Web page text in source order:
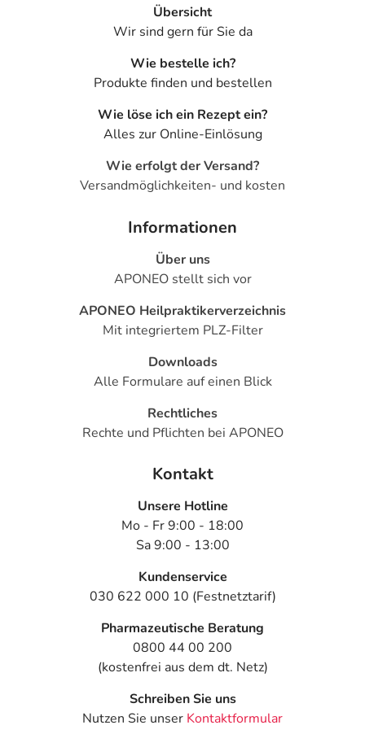
Übersicht
Wir sind gern für Sie da
Wie bestelle ich?
Produkte finden und bestellen
Wie löse ich ein Rezept ein?
Alles zur Online-Einlösung
Wie erfolgt der Versand?
Versandmöglichkeiten- und kosten
Informationen
Über uns
APONEO stellt sich vor
APONEO Heilpraktikerverzeichnis
Mit integriertem PLZ-Filter
Downloads
Alle Formulare auf einen Blick
Rechtliches
Rechte und Pflichten bei APONEO
Kontakt
Unsere Hotline
Mo - Fr 9:00 - 18:00
Sa 9:00 - 13:00
Kundenservice
030 622 000 10 (Festnetztarif)
Pharmazeutische Beratung
0800 44 00 200
(kostenfrei aus dem dt. Netz)
Schreiben Sie uns
Nutzen Sie unser Kontaktformular